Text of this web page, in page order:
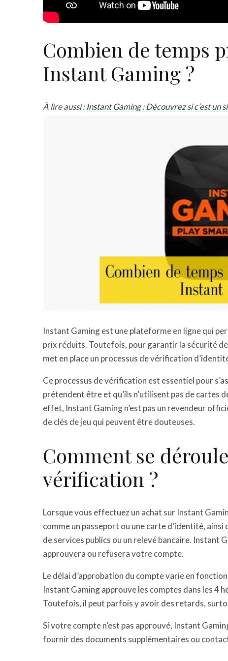
Combien de temps
Instant Gaming ?
À lire aussi :Instant Gaming : Découvrez si c’est un
Instant Gaming est une plateforme en ligne qui
prix réduits. Toutefois, pour garantir la sécurité
met en place un processus de vérification
Ce processus de vérification est essentiel pour
prétendent être et qu’ils n’utilisent pas de cartes
effet, Instant Gaming n’est pas un revendeur
de clés de jeu qui peuvent être douteuses.
Comment se
vérification ?
Lorsque vous effectuez un achat sur Instant
comme un passeport ou une carte d’identité,
de services publics ou un relevé bancaire. Instant
approuvera ou refusera votre compte.
Le délai d’approbation du compte varie en
Instant Gaming approuve les comptes dans les 4
Toutefois, il peut parfois y avoir des retards,
Si votre compte n’est pas approuvé, Instant
fournir des documents supplémentaires ou